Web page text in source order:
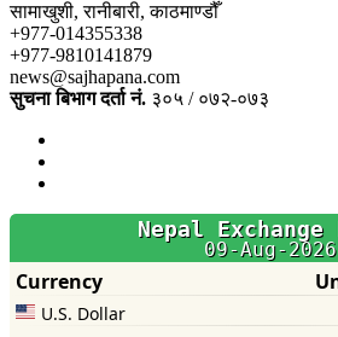
सामाखुशी, रानीबारी, काठमाण्डौँ
+977-014355338
+977-9810141879
news@sajhapana.com
सुचना बिभाग दर्ता नं. ३०५ / ०७२-०७३